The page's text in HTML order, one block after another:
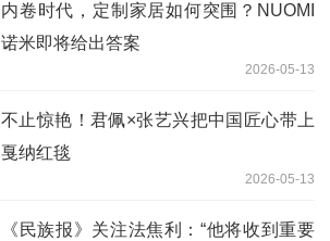
内卷时代，定制家居如何突围？NUOMI
诺米即将给出答案
2026-05-13
不止惊艳！君佩×张艺兴把中国匠心带上
戛纳红毯
2026-05-13
《民族报》关注法焦利：“他将收到重要